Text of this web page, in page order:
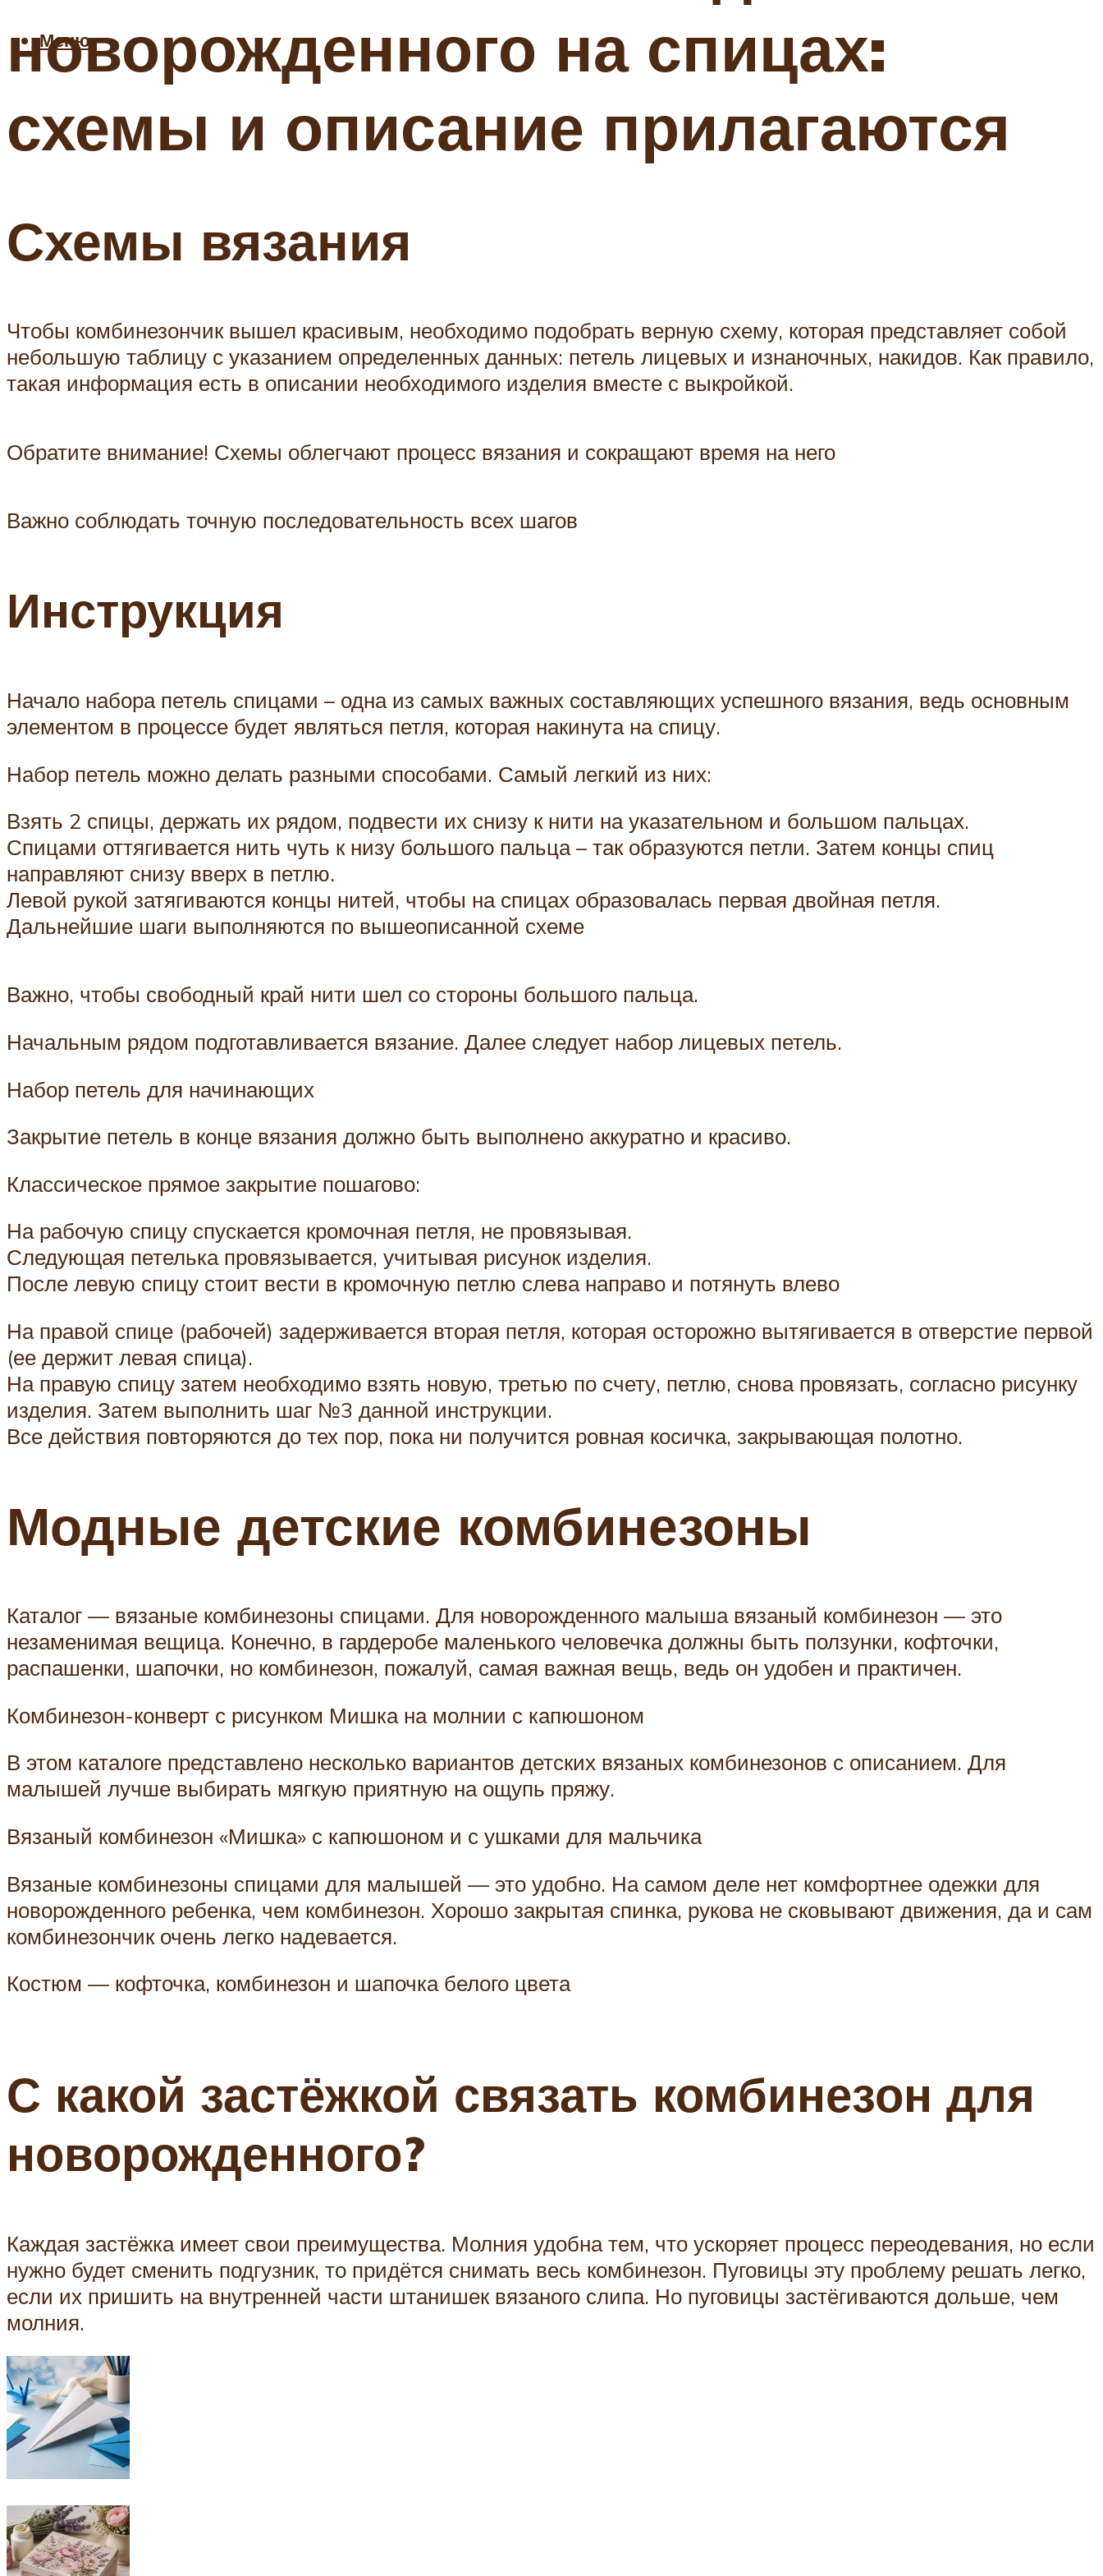
Меню
новорожденного на спицах:
схемы и описание прилагаются
Схемы вязания
Чтобы комбинезончик вышел красивым, необходимо подобрать верную схему, которая представляет собой
небольшую таблицу с указанием определенных данных: петель лицевых и изнаночных, накидов. Как правило,
такая информация есть в описании необходимого изделия вместе с выкройкой.
Обратите внимание! Схемы облегчают процесс вязания и сокращают время на него
Важно соблюдать точную последовательность всех шагов
Инструкция
Начало набора петель спицами – одна из самых важных составляющих успешного вязания, ведь основным
элементом в процессе будет являться петля, которая накинута на спицу.
Набор петель можно делать разными способами. Самый легкий из них:
Взять 2 спицы, держать их рядом, подвести их снизу к нити на указательном и большом пальцах.
Спицами оттягивается нить чуть к низу большого пальца – так образуются петли. Затем концы спиц
направляют снизу вверх в петлю.
Левой рукой затягиваются концы нитей, чтобы на спицах образовалась первая двойная петля.
Дальнейшие шаги выполняются по вышеописанной схеме
Важно, чтобы свободный край нити шел со стороны большого пальца.
Начальным рядом подготавливается вязание. Далее следует набор лицевых петель.
Набор петель для начинающих
Закрытие петель в конце вязания должно быть выполнено аккуратно и красиво.
Классическое прямое закрытие пошагово:
На рабочую спицу спускается кромочная петля, не провязывая.
Следующая петелька провязывается, учитывая рисунок изделия.
После левую спицу стоит вести в кромочную петлю слева направо и потянуть влево
На правой спице (рабочей) задерживается вторая петля, которая осторожно вытягивается в отверстие первой
(ее держит левая спица).
На правую спицу затем необходимо взять новую, третью по счету, петлю, снова провязать, согласно рисунку
изделия. Затем выполнить шаг №3 данной инструкции.
Все действия повторяются до тех пор, пока ни получится ровная косичка, закрывающая полотно.
Модные детские комбинезоны
Каталог — вязаные комбинезоны спицами. Для новорожденного малыша вязаный комбинезон — это
незаменимая вещица. Конечно, в гардеробе маленького человечка должны быть ползунки, кофточки,
распашенки, шапочки, но комбинезон, пожалуй, самая важная вещь, ведь он удобен и практичен.
Комбинезон-конверт с рисунком Мишка на молнии с капюшоном
В этом каталоге представлено несколько вариантов детских вязаных комбинезонов с описанием. Для
малышей лучше выбирать мягкую приятную на ощупь пряжу.
Вязаный комбинезон «Мишка» с капюшоном и с ушками для мальчика
Вязаные комбинезоны спицами для малышей — это удобно. На самом деле нет комфортнее одежки для
новорожденного ребенка, чем комбинезон. Хорошо закрытая спинка, рукова не сковывают движения, да и сам
комбинезончик очень легко надевается.
Костюм — кофточка, комбинезон и шапочка белого цвета
С какой застёжкой связать комбинезон для
новорожденного?
Каждая застёжка имеет свои преимущества. Молния удобна тем, что ускоряет процесс переодевания, но если
нужно будет сменить подгузник, то придётся снимать весь комбинезон. Пуговицы эту проблему решать легко,
если их пришить на внутренней части штанишек вязаного слипа. Но пуговицы застёгиваются дольше, чем
молния.